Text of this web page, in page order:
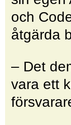
och
åtgärda
– Det
vara ett